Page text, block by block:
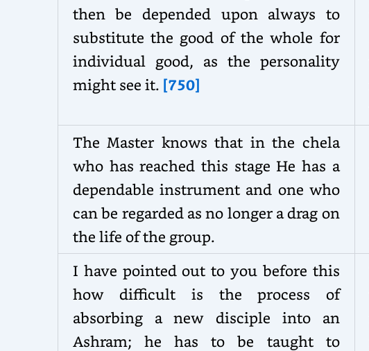
then be depended upon always to
substitute the good of the whole for
individual good, as the personality
might see it. [750]
The Master knows that in the chela
who has reached this stage He has a
dependable instrument and one who
can be regarded as no longer a drag on
the life of the group.
I have pointed out to you before this
how difficult is the process of
absorbing a new disciple into an
Ashram; he has to be taught to